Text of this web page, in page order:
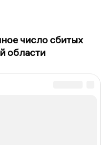
число сбитых
области